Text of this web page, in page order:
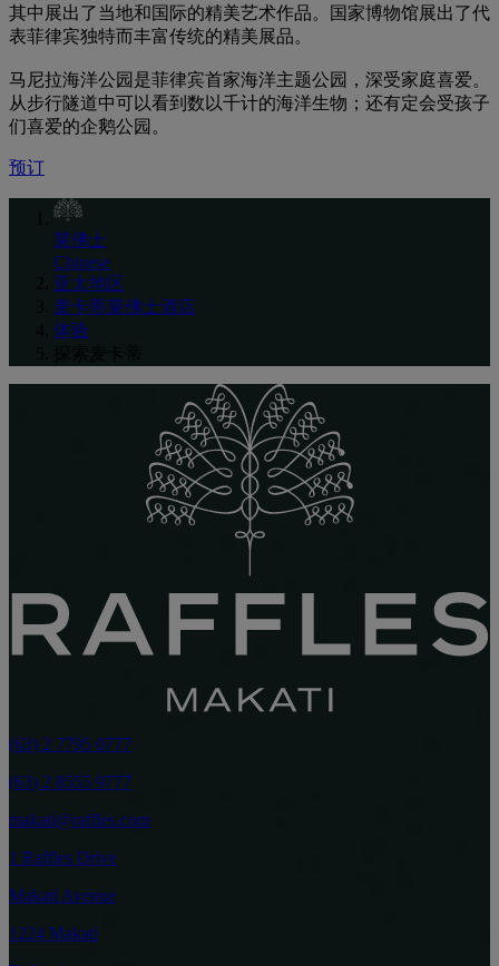
其中展出了当地和国际的精美艺术作品。国家博物馆展出了代
表菲律宾独特而丰富传统的精美展品。
马尼拉海洋公园是菲律宾首家海洋主题公园，深受家庭喜爱。
从步行隧道中可以看到数以千计的海洋生物；还有定会受孩子
们喜爱的企鹅公园。
预订
莱佛士
Chinese
亚太地区
麦卡蒂莱佛士酒店
体验
(63) 2 7795 0777
(63) 2 8555 9777
makati@raffles.com
1 Raffles Drive
Makati Avenue
1224 Makati